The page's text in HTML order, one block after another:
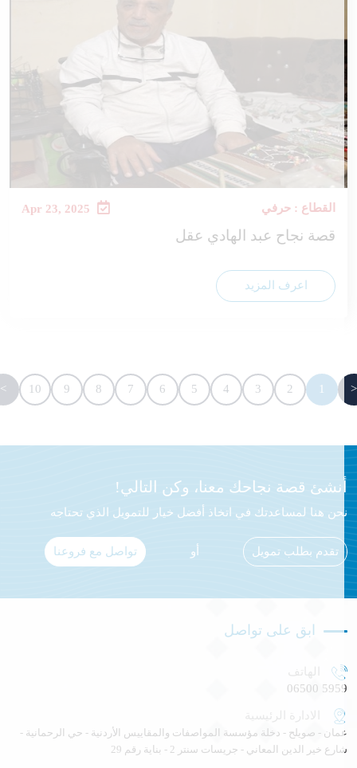
القطاع : حرفي Apr 23, 2025
قصة نجاح عبد الهادي عقل
اعرف المزيد
1
2
3
4
5
6
7
8
9
10
>
قصة نجاحك معنا، وكن التالي!
هنا لمساعدتك في اتخاذ أفضل خيار للتمويل الذي تحتاجه
تقدم بطلب تمويل تواصل مع فروعنا
ابق على تواصل
الهاتف
06500
- صويلح - دخلة مؤسسة المواصفات والمقاييس الأردنية - حي الرحمانية -
خير الدين المعاني - جريسات سنتر 2 - بناية رقم 29